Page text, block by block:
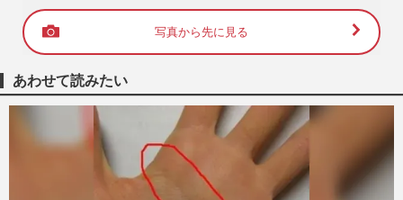
写真から先に見る
あわせて読みたい